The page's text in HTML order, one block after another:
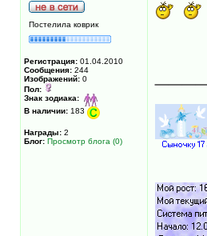
Постелила коврик
Регистрация: 01.04.2010
Сообщения: 244
Изображений: 0
Пол:
Знак зодиака:
В наличии: 183
Награды: 2
Блог: Просмотр блога (0)